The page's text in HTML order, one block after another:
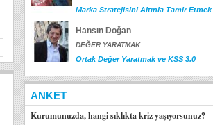
Marka Stratejisini Altınla Tamir Etmek
Hansın Doğan
DEĞER YARATMAK
Ortak Değer Yaratmak ve KSS 3.0
ANKET
Kurumunuzda, hangi sıklıkta kriz yaşıyorsunuz?